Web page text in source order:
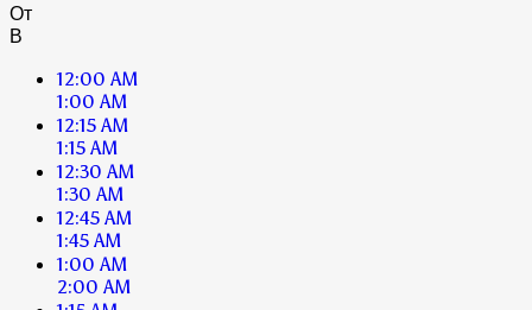
От
В
12:00 AM
1:00 AM
12:15 AM
1:15 AM
12:30 AM
1:30 AM
12:45 AM
1:45 AM
1:00 AM
2:00 AM